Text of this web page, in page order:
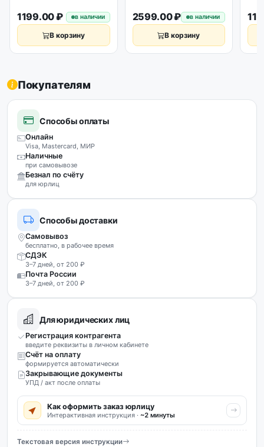
1199.00 ₽ в наличии
В корзину
2599.00 ₽ в наличии
В корзину
Покупателям
Способы оплаты
Онлайн
Visa, Mastercard, МИР
Наличные
при самовывозе
Безнал по счёту
для юрлиц
Способы доставки
Самовывоз
бесплатно, в рабочее время
СДЭК
3–7 дней, от 200 ₽
Почта России
3–7 дней, от 200 ₽
Для юридических лиц
Регистрация контрагента
введите реквизиты в личном кабинете
Счёт на оплату
формируется автоматически
Закрывающие документы
УПД / акт после оплаты
Как оформить заказ юрлицу
Интерактивная инструкция · ~2 минуты
Текстовая версия инструкции